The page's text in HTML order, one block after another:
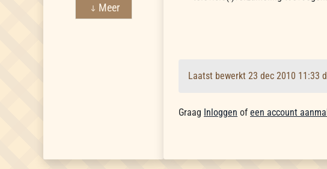
Meer
Laatst bewerkt 23 dec 2010 11:33
Graag Inloggen of een account